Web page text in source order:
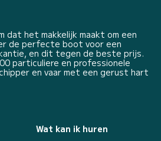
dat het makkelijk maakt om een
de perfecte boot voor een
en dit tegen de beste prijs.
particuliere en professionele
en vaar met een gerust hart
Wat kan ik huren